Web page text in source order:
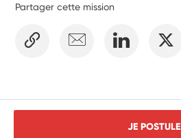
Partager cette mission
JE POSTULE